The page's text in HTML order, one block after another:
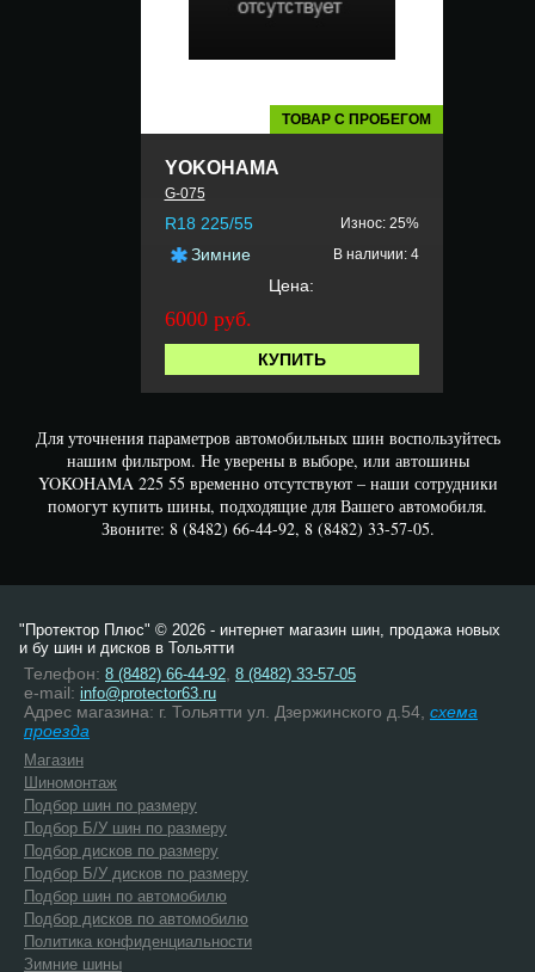
ТОВАР С ПРОБЕГОМ
YOKOHAMA
G-075
R18 225/55 Износ: 25%
Зимние В наличии: 4
Цена:
6000 руб.
КУПИТЬ
Для уточнения параметров автомобильных шин воспользуйтесь
нашим фильтром. Не уверены в выборе, или автошины
YOKOHAMA 225 55 временно отсутствуют – наши сотрудники
помогут купить шины, подходящие для Вашего автомобиля.
Звоните: 8 (8482) 66-44-92, 8 (8482) 33-57-05.
"Протектор Плюс" © 2026 - интернет магазин шин, продажа новых
и бу шин и дисков в Тольятти
Телефон: 8 (8482) 66-44-92 8 (8482) 33-57-05
e-mail: info@protector63.ru
Адрес магазина: г. Тольятти ул. Дзержинского д.54, схема
проезда
Магазин
Шиномонтаж
Подбор шин по размеру
Подбор Б/У шин по размеру
Подбор дисков по размеру
Подбор Б/У дисков по размеру
Подбор шин по автомобилю
Подбор дисков по автомобилю
Политика конфиденциальности
Зимние шины